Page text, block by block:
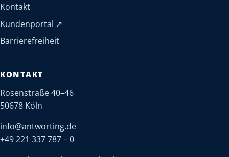
Kontakt
Kundenportal ↗
Barrierefreiheit
KONTAKT
Rosenstraße 40–46
50678 Köln
info@antworting.de
+49 221 337 787 – 0